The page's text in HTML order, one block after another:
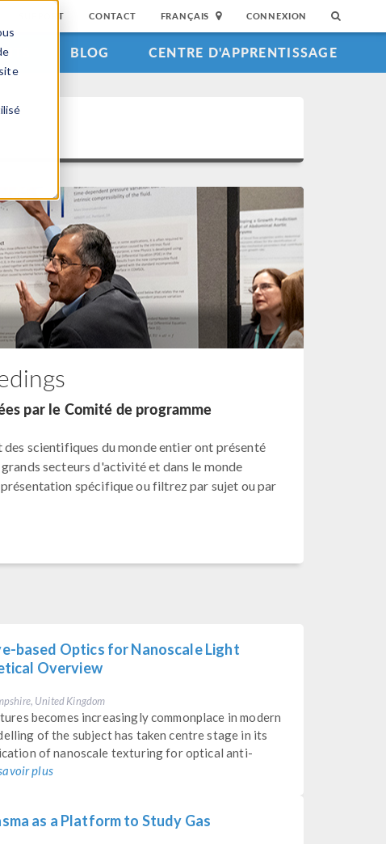
SUPPORT CONTACT FRANÇAIS CONNEXION
BLOG CENTRE D'APPRENTISSAGE
par le Comité de programme
scientifiques du monde entier ont présenté
secteurs d'activité et dans le monde
spécifique ou filtrez par sujet ou par
based Optics for Nanoscale Light
Overview
United Kingdom
becomes increasingly commonplace in modern
of the subject has taken centre stage in its
of nanoscale texturing for optical anti-
plus
as a Platform to Study Gas